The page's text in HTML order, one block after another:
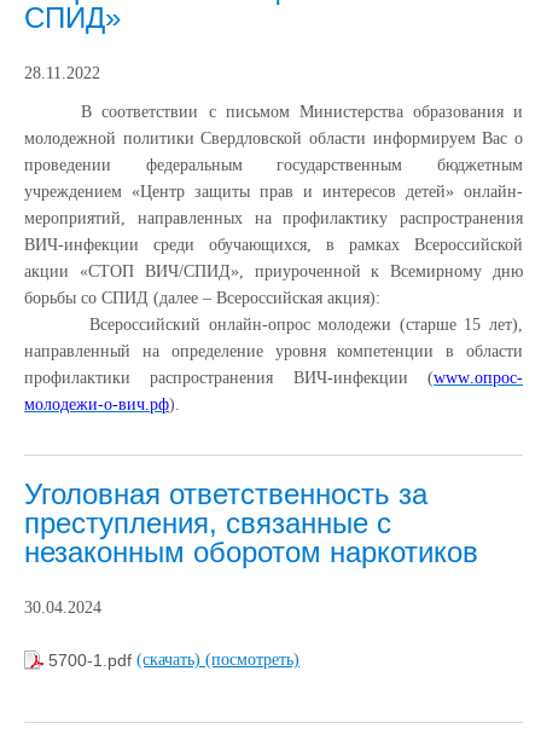
СПИД»
28.11.2022
В соответствии с письмом Министерства образования и
молодежной политики Свердловской области информируем Вас о
проведении федеральным государственным бюджетным
учреждением «Центр защиты прав и интересов детей» онлайн-
мероприятий, направленных на профилактику распространения
ВИЧ-инфекции среди обучающихся, в рамках Всероссийской
акции «СТОП ВИЧ/СПИД», приуроченной к Всемирному дню
борьбы со СПИД (далее – Всероссийская акция):
Всероссийский онлайн-опрос молодежи (старше 15 лет),
направленный на определение уровня компетенции в области
профилактики распространения ВИЧ-инфекции (www.опрос-
молодежи-о-вич.рф).
Уголовная ответственность за
преступления, связанные с
незаконным оборотом наркотиков
30.04.2024
5700-1.pdf (скачать) (посмотреть)